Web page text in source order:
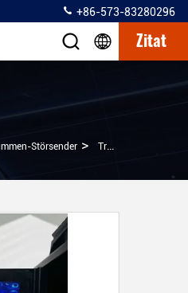
+86-573-83280296
Zitat
Störsender > Tragbare Drohnen-Jammer-Pistole Mit Drohnenerkennungsfunktionen